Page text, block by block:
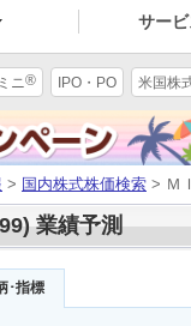
サービ
ニ® IPO・PO 米国株
> 国内株式株価検索 > Ｍ
業績予測
･指標